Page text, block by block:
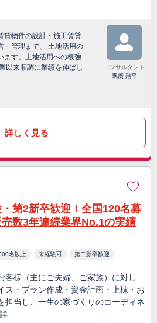
貸物件の設計・施工賃貸
・管理まで、 土地活用の
ます。土地活用への根強
以来順調に業績を伸ばし
コンサルタント
隅廣 翔平
詳しく見る
・第2新卒歓迎！全国120名募
数3年連続業界No.1の実績
名以上 未経験可 第二新卒歓迎
客様（主にご夫婦、ご家族）に対し
ス・プラン作成・資金計画・上棟・お
担当し、一生の家づくりのコーディネ
詳…